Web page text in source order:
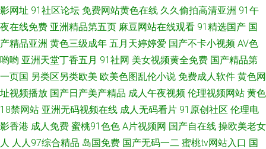
影网址 91社区论坛 免费网站黄色在线 久久偷拍高清亚洲 91午
夜在线免费 亚洲精品第五页 麻豆网站在线观看 91精选国产 国
产精品亚洲 黄色三级成年 五月天婷婷爱 国产不卡小视频 AV色
哟哟 亚洲天堂丁香五月 91社网 美女视频黄全免费 国产精品第
一页国 另类区另类欧美 欧美色图乱伦小说 免费成人软件 黄色网
址视频播放 国产日产美产精品 成人午夜视频 伦理视频网站 黄色
18禁网站 亚洲无码视频在线 成人无码看片 91原创社区 伦理电
影香港 成人免费 蜜桃91色色 A片视频网 国产自在线 操欧美老女
人 人人97综合精品 岛国免费 国产无码一二 蜜桃tv网站入口 国